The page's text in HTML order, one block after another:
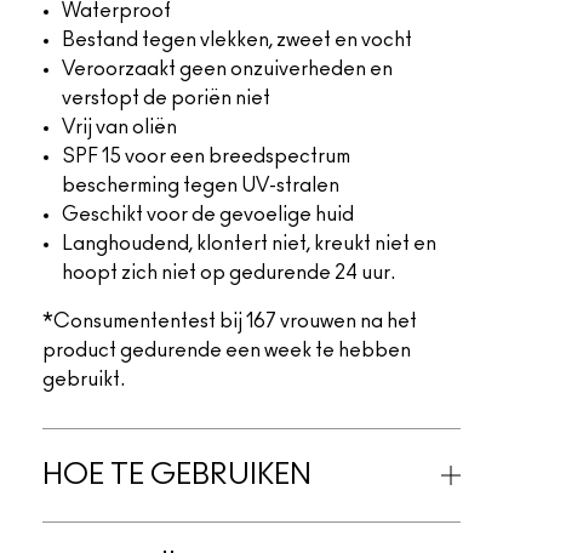
Waterproof
Bestand tegen vlekken, zweet en vocht
Veroorzaakt geen onzuiverheden en
verstopt de poriën niet
Vrij van oliën
SPF 15 voor een breedspectrum
bescherming tegen UV-stralen
Geschikt voor de gevoelige huid
Langhoudend, klontert niet, kreukt niet en
hoopt zich niet op gedurende 24 uur.
*Consumententest bij 167 vrouwen na het
product gedurende een week te hebben
gebruikt.
HOE TE GEBRUIKEN